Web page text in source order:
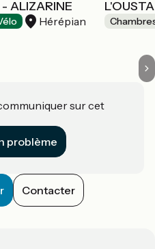
- ALIZARINE
Hérépian
sur cet
problème
Contacter